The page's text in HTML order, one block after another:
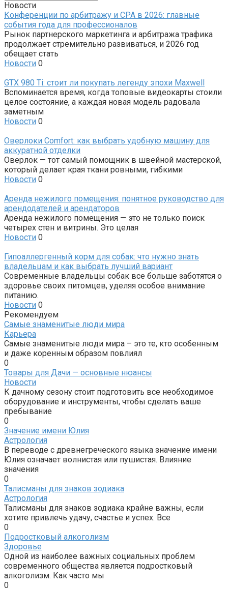
Новости
Конференции по арбитражу и CPA в 2026: главные
события года для профессионалов
Рынок партнерского маркетинга и арбитража трафика
продолжает стремительно развиваться, и 2026 год
обещает стать
Новости 0
GTX 980 Ti: стоит ли покупать легенду эпохи Maxwell
Вспоминается время, когда топовые видеокарты стоили
целое состояние, а каждая новая модель радовала
заметным
Новости 0
Оверлоки Comfort: как выбрать удобную машину для
аккуратной отделки
Оверлок — тот самый помощник в швейной мастерской,
который делает края ткани ровными, гибкими
Новости 0
Аренда нежилого помещения: понятное руководство для
арендодателей и арендаторов
Аренда нежилого помещения — это не только поиск
четырех стен и витрины. Это целая
Новости 0
Гипоаллергенный корм для собак: что нужно знать
владельцам и как выбрать лучший вариант
Современные владельцы собак все больше заботятся о
здоровье своих питомцев, уделяя особое внимание
питанию.
Новости 0
Рекомендуем
Самые знаменитые люди мира
Карьера
Самые знаменитые люди мира – это те, кто особенным
и даже коренным образом повлиял
0
Товары для Дачи — основные нюансы
Новости
К дачному сезону стоит подготовить все необходимое
оборудование и инструменты, чтобы сделать ваше
пребывание
0
Значение имени Юлия
Астрология
В переводе с древнегреческого языка значение имени
Юлия означает волнистая или пушистая. Влияние
значения
0
Талисманы для знаков зодиака
Астрология
Талисманы для знаков зодиака крайне важны, если
хотите привлечь удачу, счастье и успех. Все
0
Подростковый алкоголизм
Здоровье
Одной из наиболее важных социальных проблем
современного общества является подростковый
алкоголизм. Как часто мы
0